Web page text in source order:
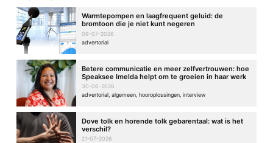
Warmtepompen en laagfrequent geluid: de
bromtoon die je niet kunt negeren
09-07-2026
advertorial
Betere communicatie en meer zelfvertrouwen: hoe
Speaksee Imelda helpt om te groeien in haar werk
30-06-2026
advertorial, algemeen, hooroplossingen, interview
Dove tolk en horende tolk gebarentaal: wat is het
verschil?
21-07-2026